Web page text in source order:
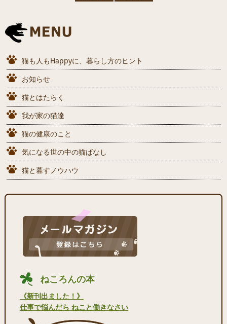
猫も人もHappyに、暮らし方のヒント
お知らせ
猫とはたらく
我が家の猫達
猫の健康のこと
気になる世の中の猫ばなし
猫と暮すノウハウ
ねころんの本
《新刊出ました！》
仕事で悩んだら ねこと働きなさい